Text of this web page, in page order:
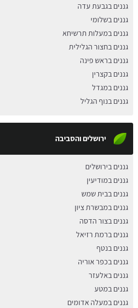
גננים בגבעת עדה
גננים בשלומי
גננים במעלות תרשיחא
גננים בחצור הגלילית
גננים בראש פינה
גננים בקצרין
גננים במגדל
גננים בנוף הגליל
ירושלים והסביבה
גננים בירושלים
גננים במודיעין
גננים בבית שמש
גננים במבשרת ציון
גננים בצור הדסה
גננים ברמת רזיאל
גננים בנטף
גננים בכפר אוריה
גננים באלעזר
גננים במטע
גננים במעלה אדומים